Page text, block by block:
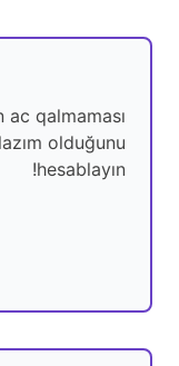
qalmaması
olduğunu
hesablayın!